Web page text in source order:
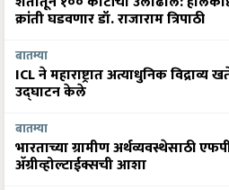
क्रांती घडवणार डॉ. राजाराम त्रिपाठी
बातम्या
ICL ने महाराष्ट्रात अत्याधुनिक
उद्घाटन केले
बातम्या
भारताच्या ग्रामीण अर्थव्यवस्थेसाठी
अ‍ॅग्रीव्होल्टाईक्सची आशा